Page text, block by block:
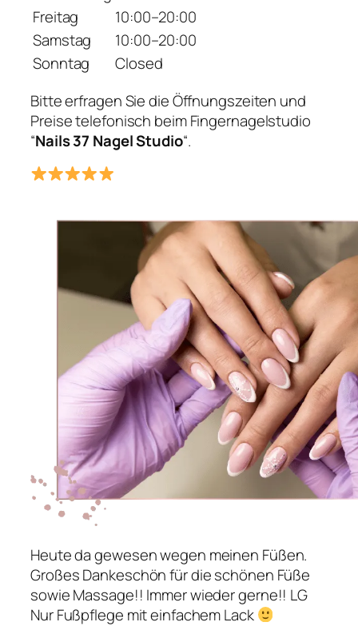
Freitag
10:00–20:00
Samstag
10:00–20:00
Sonntag
Closed
Bitte erfragen Sie die Öffnungszeiten und
Preise telefonisch beim Fingernagelstudio
“Nails 37 Nagel Studio“.
Heute da gewesen wegen meinen Füßen.
Großes Dankeschön für die schönen Füße
sowie Massage!! Immer wieder gerne!! LG
Nur Fußpflege mit einfachem Lack